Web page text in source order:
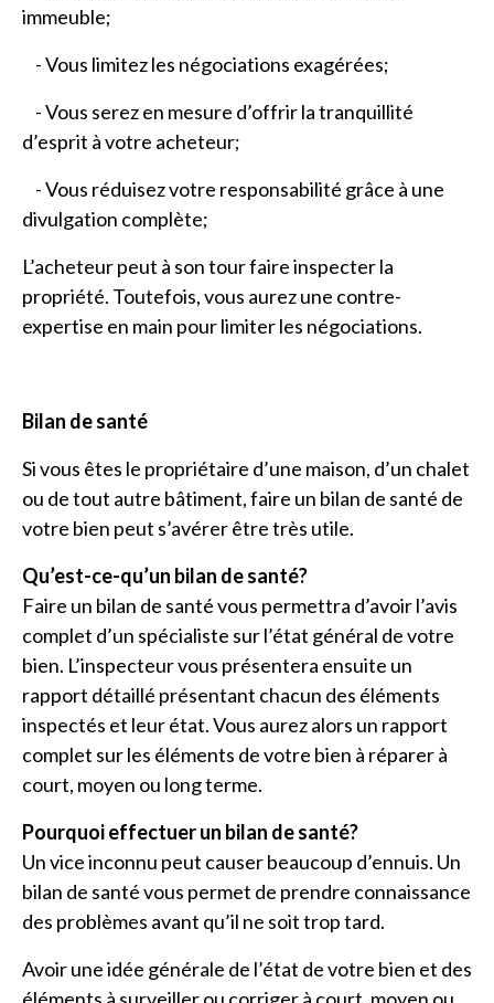
immeuble;
- Vous limitez les négociations exagérées;
- Vous serez en mesure d’offrir la tranquillité
d’esprit à votre acheteur;
- Vous réduisez votre responsabilité grâce à une
divulgation complète;
L’acheteur peut à son tour faire inspecter la
propriété. Toutefois, vous aurez une contre-
expertise en main pour limiter les négociations.
Bilan de santé
Si vous êtes le propriétaire d’une maison, d’un chalet
ou de tout autre bâtiment, faire un bilan de santé de
votre bien peut s’avérer être très utile.
Qu’est-ce-qu’un bilan de santé?
Faire un bilan de santé vous permettra d’avoir l’avis
complet d’un spécialiste sur l’état général de votre
bien. L’inspecteur vous présentera ensuite un
rapport détaillé présentant chacun des éléments
inspectés et leur état. Vous aurez alors un rapport
complet sur les éléments de votre bien à réparer à
court, moyen ou long terme.
Pourquoi effectuer un bilan de santé?
Un vice inconnu peut causer beaucoup d’ennuis. Un
bilan de santé vous permet de prendre connaissance
des problèmes avant qu’il ne soit trop tard.
Avoir une idée générale de l’état de votre bien et des